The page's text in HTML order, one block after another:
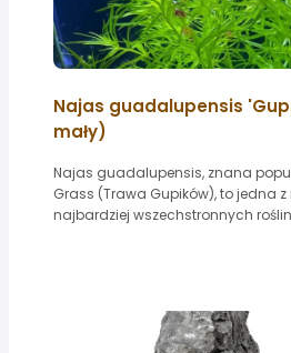
Najas guadalupensis
mały)
Najas guadalupensis, znana
Grass (Trawa Gupików), to jedna
najbardziej wszechstronnych